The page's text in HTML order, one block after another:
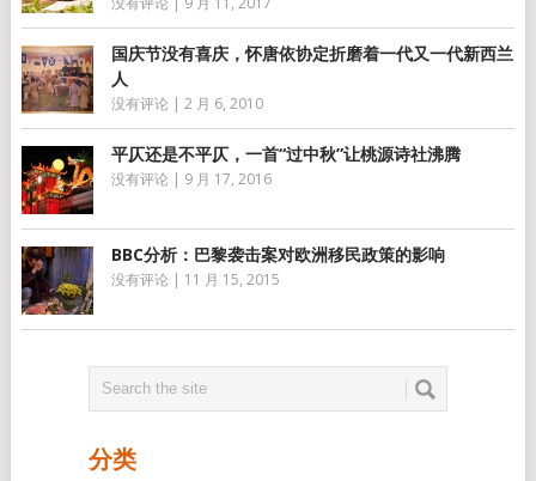
国庆节没有喜庆，怀唐依协定折磨着一代又一代新西兰
人
没有评论 | 2 月 6, 2010
平仄还是不平仄，一首“过中秋”让桃源诗社沸腾
没有评论 | 9 月 17, 2016
BBC分析：巴黎袭击案对欧洲移民政策的影响
没有评论 | 11 月 15, 2015
分类